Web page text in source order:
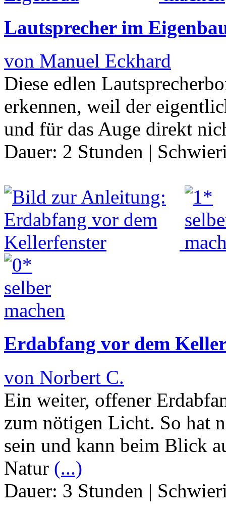
Lautsprecher im
von Manuel Eckhard
Diese edlen
erkennen, weil der
und für das Auge direkt
Dauer: 2 Stunden |
Erdabfang vor dem
von Norbert C.
Ein weiter, offener
zum nötigen Licht. So hat
sein und kann beim Blick
Natur (...)
Dauer: 3 Stunden |